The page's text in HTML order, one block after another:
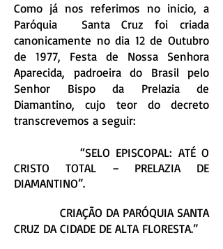
Como já nos referimos no inicio, a
Paróquia Santa Cruz foi criada
canonicamente no dia 12 de Outubro
de 1977, Festa de Nossa Senhora
Aparecida, padroeira do Brasil pelo
Senhor Bispo da Prelazia de
Diamantino, cujo teor do decreto
transcrevemos a seguir:
“SELO EPISCOPAL: ATÉ O
CRISTO TOTAL – PRELAZIA DE
DIAMANTINO”.
CRIAÇÃO DA PARÓQUIA SANTA
CRUZ DA CIDADE DE ALTA FLORESTA.”